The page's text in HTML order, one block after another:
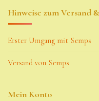
Hinweise zum Versand
Erster Umgang mit Semps
Versand von Semps
Mein Konto